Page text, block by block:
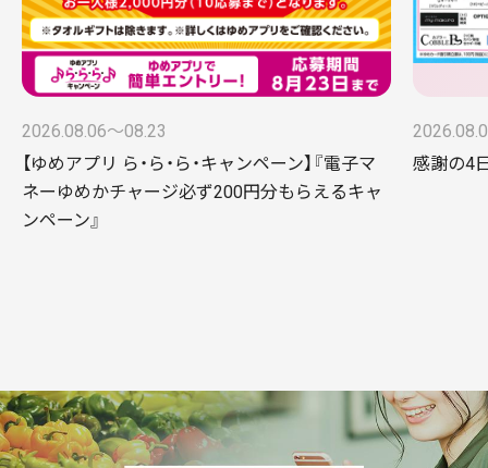
2026.08.06〜08.23
【ゆめアプリ ら・ら・ら・キャンペーン】『電子マ
ネーゆめかチャージ必ず200円分もらえるキャ
ンペーン』
感謝の4